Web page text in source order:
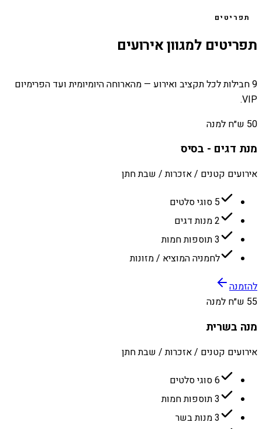
תפריטים
תפריטים למגוון אירועים
9 חבילות לכל תקציב ואירוע — מהארוחה היומיומית ועד הפרימיום
VIP.
50 ש״ח למנה
מנת דגים - בסיס
אירועים קטנים / אזכרות / שבת חתן
5 סוגי סלטים
2 מנות דגים
3 תוספות חמות
לחמניה המוציא / מזונות
להזמנה
55 ש״ח למנה
מנה בשרית
אירועים קטנים / אזכרות / שבת חתן
6 סוגי סלטים
3 תוספות חמות
3 מנות בשר